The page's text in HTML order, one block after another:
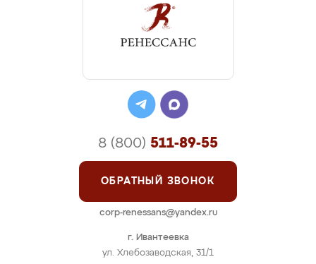
г. Ивантеевка
ул. Хлебозаводская, 31/1
8 (800) 511-89-55
ОБРАТНЫЙ ЗВОНОК
corp-renessans@yandex.ru